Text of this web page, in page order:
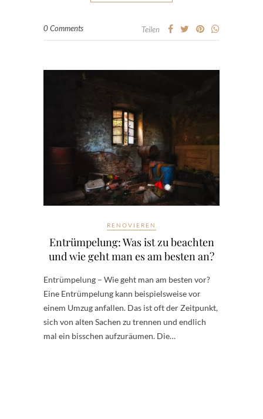
0 Comments Teilen
RENOVIEREN
Entrümpelung: Was ist zu beachten
und wie geht man es am besten an?
Entrümpelung – Wie geht man am besten vor?
Eine Entrümpelung kann beispielsweise vor
einem Umzug anfallen. Das ist oft der Zeitpunkt,
sich von alten Sachen zu trennen und endlich
mal ein bisschen aufzuräumen. Die…